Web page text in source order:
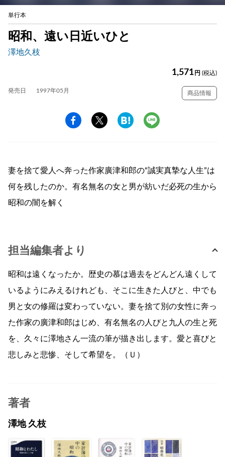
単行本
昭和、遠い日近いひと
澤地久枝
1,571 円 (税込)
発売日 1997年05月 商品情報
妻を捨て愛人へ奔った作家廣津和郎の“誠実真摯な人生”は
何を残したのか。有名無名の女と男が紡いだ必死の生から
昭和の闇を解く
担当編集者より
昭和は遠くなったか。歴史の慕は過去をどんどん遠くして
いるようにみえるけれども、そこに生きた人びと、中でも
男と女の修羅は変わっていない。妻を捨て別の女性に奔っ
た作家の廣津和郎はじめ、有名無名の人びと九人の生と死
を、久々に澤地さん一流の筆が描き出します。愛と喜びと
悲しみと悲惨、そして希望を。（Ｕ）
著者
澤地 久枝